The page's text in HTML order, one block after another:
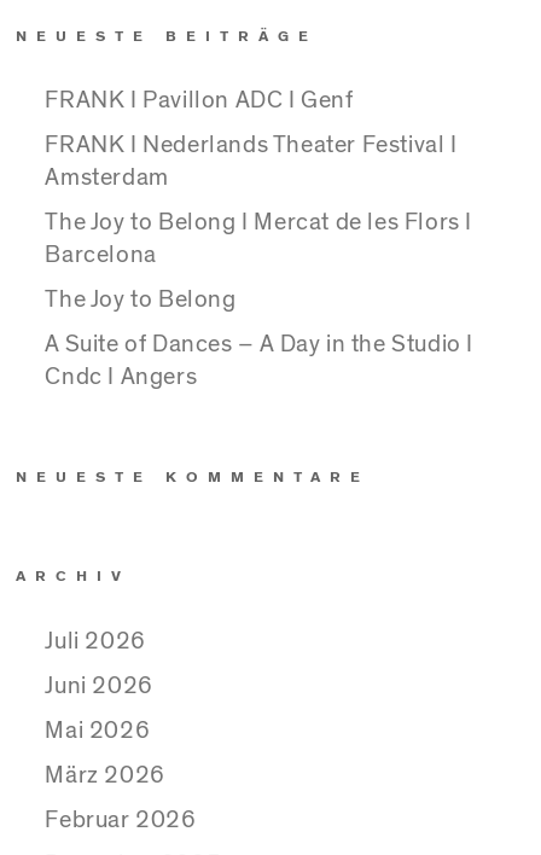
NEUESTE BEITRÄGE
FRANK I Pavillon ADC I Genf
FRANK I Nederlands Theater Festival I
Amsterdam
The Joy to Belong I Mercat de les Flors I
Barcelona
The Joy to Belong
A Suite of Dances – A Day in the Studio I
Cndc I Angers
NEUESTE KOMMENTARE
ARCHIV
Juli 2026
Juni 2026
Mai 2026
März 2026
Februar 2026